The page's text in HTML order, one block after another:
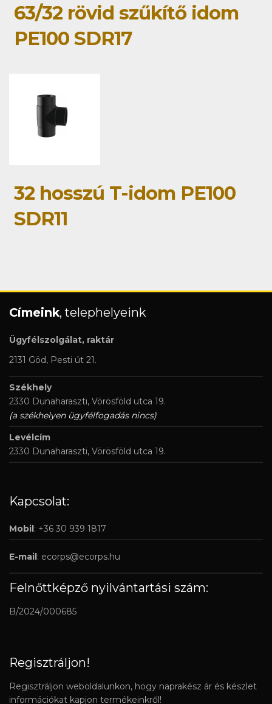
63/32 rövid szűkítő idom
PE100 SDR17
32 hosszú T-idom PE100
SDR11
Címeink, telephelyeink
Ügyfélszolgálat, raktár
2131 Göd, Pesti út 21.
Székhely
2330 Dunaharaszti, Vörösföld utca 19.
(a székhelyen ügyfélfogadás nincs)
Levélcím
2330 Dunaharaszti, Vörösföld utca 19.
Kapcsolat:
Mobil: +36 30 939 1817
E-mail: ecorps@ecorps.hu
Felnőttképző nyilvántartási szám:
B/2024/000685
Regisztráljon!
Regisztráljon weboldalunkon, hogy naprakész ár és készlet
információkat kapjon termékeinkről!